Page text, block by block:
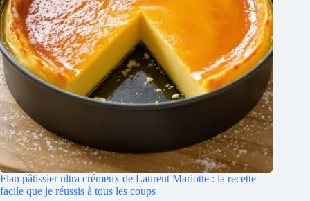
Flan pâtissier ultra crémeux de Laurent Mariotte : la recette
facile que je réussis à tous les coups